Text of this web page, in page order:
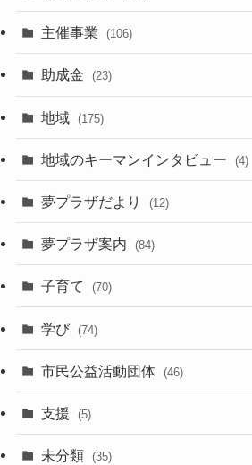
主催事業 (106)
助成金 (23)
地域 (175)
地域のキーマンインタビュー (4)
夢プラザだより (12)
夢プラザ案内 (84)
子育て (70)
学び (74)
市民公益活動団体 (46)
支援 (5)
未分類 (35)